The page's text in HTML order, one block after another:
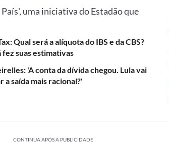
uma iniciativa do Estadão que
Qual será a alíquota do IBS e da CBS?
fez suas estimativas
'A conta da dívida chegou. Lula vai
a saída mais racional?'
CONTINUA APÓS A PUBLICIDADE